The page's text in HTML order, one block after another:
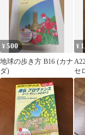
¥500
地球の歩き方 B16 (カナ
ダ)
¥
セ
サ
2…